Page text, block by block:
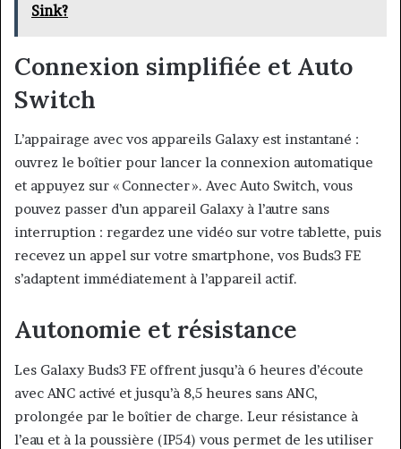
Sink?
Connexion simplifiée et Auto
Switch
L’appairage avec vos appareils Galaxy est instantané :
ouvrez le boîtier pour lancer la connexion automatique
et appuyez sur « Connecter ». Avec Auto Switch, vous
pouvez passer d’un appareil Galaxy à l’autre sans
interruption : regardez une vidéo sur votre tablette, puis
recevez un appel sur votre smartphone, vos Buds3 FE
s’adaptent immédiatement à l’appareil actif.
Autonomie et résistance
Les Galaxy Buds3 FE offrent jusqu’à 6 heures d’écoute
avec ANC activé et jusqu’à 8,5 heures sans ANC,
prolongée par le boîtier de charge. Leur résistance à
l’eau et à la poussière (IP54) vous permet de les utiliser